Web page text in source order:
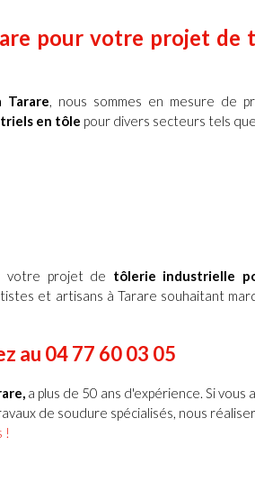
pour votre projet de
, nous sommes en mesure de
en tôle pour divers secteurs tels
votre projet de tôlerie industrielle
et artisans à Tarare souhaitant
au 04 77 60 03 05
, a plus de 50 ans d'expérience. Si vous
de soudure spécialisés, nous
!